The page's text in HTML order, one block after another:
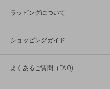
ラッピングについて
ショッピングガイド
よくあるご質問（FAQ)